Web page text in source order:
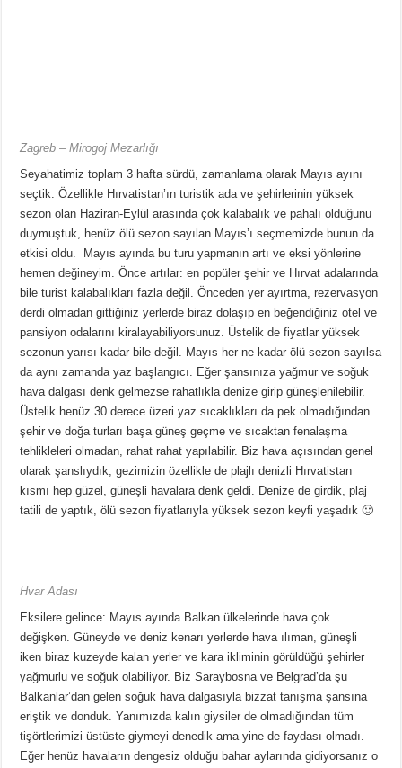
Zagreb – Mirogoj Mezarlığı
Seyahatimiz toplam 3 hafta sürdü, zamanlama olarak Mayıs ayını
seçtik. Özellikle Hırvatistan’ın turistik ada ve şehirlerinin yüksek
sezon olan Haziran-Eylül arasında çok kalabalık ve pahalı olduğunu
duymuştuk, henüz ölü sezon sayılan Mayıs’ı seçmemizde bunun da
etkisi oldu. Mayıs ayında bu turu yapmanın artı ve eksi yönlerine
hemen değineyim. Önce artılar: en popüler şehir ve Hırvat adalarında
bile turist kalabalıkları fazla değil. Önceden yer ayırtma, rezervasyon
derdi olmadan gittiğiniz yerlerde biraz dolaşıp en beğendiğiniz otel ve
pansiyon odalarını kiralayabiliyorsunuz. Üstelik de fiyatlar yüksek
sezonun yarısı kadar bile değil. Mayıs her ne kadar ölü sezon sayılsa
da aynı zamanda yaz başlangıcı. Eğer şansınıza yağmur ve soğuk
hava dalgası denk gelmezse rahatlıkla denize girip güneşlenilebilir.
Üstelik henüz 30 derece üzeri yaz sıcaklıkları da pek olmadığından
şehir ve doğa turları başa güneş geçme ve sıcaktan fenalaşma
tehlikleleri olmadan, rahat rahat yapılabilir. Biz hava açısından genel
olarak şanslıydık, gezimizin özellikle de plajlı denizli Hırvatistan
kısmı hep güzel, güneşli havalara denk geldi. Denize de girdik, plaj
tatili de yaptık, ölü sezon fiyatlarıyla yüksek sezon keyfi yaşadık 🙂
Hvar Adası
Eksilere gelince: Mayıs ayında Balkan ülkelerinde hava çok
değişken. Güneyde ve deniz kenarı yerlerde hava ılıman, güneşli
iken biraz kuzeyde kalan yerler ve kara ikliminin görüldüğü şehirler
yağmurlu ve soğuk olabiliyor. Biz Saraybosna ve Belgrad’da şu
Balkanlar’dan gelen soğuk hava dalgasıyla bizzat tanışma şansına
eriştik ve donduk. Yanımızda kalın giysiler de olmadığından tüm
tişörtlerimizi üstüste giymeyi denedik ama yine de faydası olmadı.
Eğer henüz havaların dengesiz olduğu bahar aylarında gidiyorsanız o